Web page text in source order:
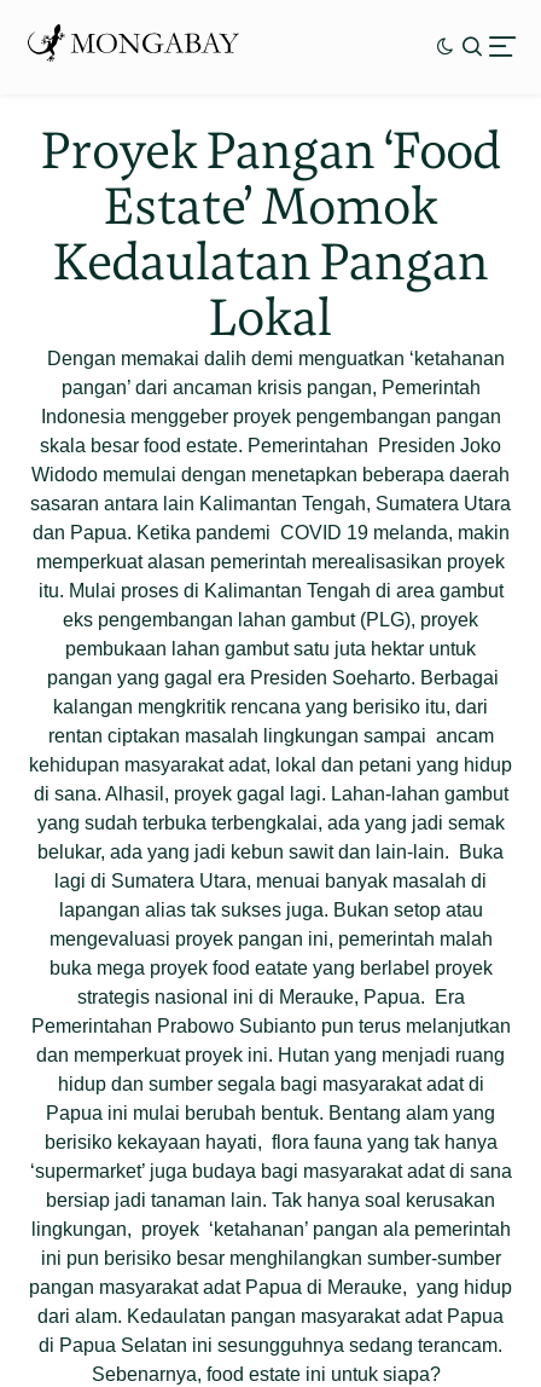
Proyek Pangan ‘Food
Estate’ Momok
Kedaulatan Pangan
Lokal
Dengan memakai dalih demi menguatkan ‘ketahanan
pangan’ dari ancaman krisis pangan, Pemerintah
Indonesia menggeber proyek pengembangan pangan
skala besar food estate. Pemerintahan Presiden Joko
Widodo memulai dengan menetapkan beberapa daerah
sasaran antara lain Kalimantan Tengah, Sumatera Utara
dan Papua. Ketika pandemi COVID 19 melanda, makin
memperkuat alasan pemerintah merealisasikan proyek
itu. Mulai proses di Kalimantan Tengah di area gambut
eks pengembangan lahan gambut (PLG), proyek
pembukaan lahan gambut satu juta hektar untuk
pangan yang gagal era Presiden Soeharto. Berbagai
kalangan mengkritik rencana yang berisiko itu, dari
rentan ciptakan masalah lingkungan sampai ancam
kehidupan masyarakat adat, lokal dan petani yang hidup
di sana. Alhasil, proyek gagal lagi. Lahan-lahan gambut
yang sudah terbuka terbengkalai, ada yang jadi semak
belukar, ada yang jadi kebun sawit dan lain-lain. Buka
lagi di Sumatera Utara, menuai banyak masalah di
lapangan alias tak sukses juga. Bukan setop atau
mengevaluasi proyek pangan ini, pemerintah malah
buka mega proyek food eatate yang berlabel proyek
strategis nasional ini di Merauke, Papua. Era
Pemerintahan Prabowo Subianto pun terus melanjutkan
dan memperkuat proyek ini. Hutan yang menjadi ruang
hidup dan sumber segala bagi masyarakat adat di
Papua ini mulai berubah bentuk. Bentang alam yang
berisiko kekayaan hayati, flora fauna yang tak hanya
‘supermarket’ juga budaya bagi masyarakat adat di sana
bersiap jadi tanaman lain. Tak hanya soal kerusakan
lingkungan, proyek ‘ketahanan’ pangan ala pemerintah
ini pun berisiko besar menghilangkan sumber-sumber
pangan masyarakat adat Papua di Merauke, yang hidup
dari alam. Kedaulatan pangan masyarakat adat Papua
di Papua Selatan ini sesungguhnya sedang terancam.
Sebenarnya, food estate ini untuk siapa?